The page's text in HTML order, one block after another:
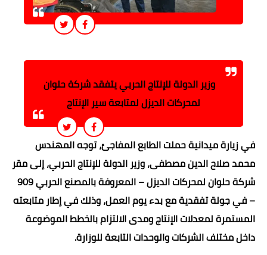
وزير الدولة للإنتاج الحربي يتفقد شركة حلوان
لمحركات الديزل لمتابعة سير الإنتاج
في زيارة ميدانية حملت الطابع المفاجئ، توجه المهندس
محمد صلاح الدين مصطفى، وزير الدولة للإنتاج الحربي، إلى مقر
شركة حلوان لمحركات الديزل – المعروفة بالمصنع الحربي 909
– في جولة تفقدية مع بدء يوم العمل، وذلك في إطار متابعته
المستمرة لمعدلات الإنتاج ومدى الالتزام بالخطط الموضوعة
داخل مختلف الشركات والوحدات التابعة للوزارة.